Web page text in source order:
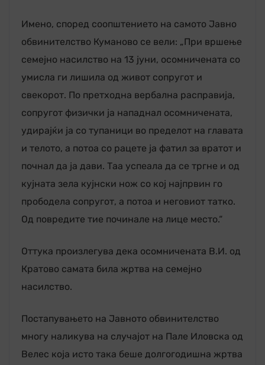
Имено, според соопштението на самото Јавно
обвинителство Куманово се вели: „При вршење
семејно насилство на 13 јуни, осомничената со
умисла ги лишила од живот сопругот и
свекорот. По претходна вербална расправија,
сопругот физички ја нападнал осомничената,
удирајќи ја со тупаници во пределот на главата
и телото, а потоа со рацете ја фатил за вратот и
почнал да ја дави. Таа успеала да се тргне и од
кујната зела кујнски нож со кој најпрвин го
прободела сопругот, а потоа и неговиот татко.
Од повредите тие починале на лице место.“
Оттука произлегува дека осомничената В.И. од
Кратово самата била жртва на семејно
насилство.
Постапувањето на Јавното обвинителство
многу наликува на случајот на Пале Иловска од
Велес која исто така беше долгогодишна жртва